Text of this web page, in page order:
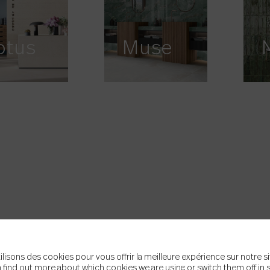
Muse
des cookies pour vous offrir la meilleure expérience sur notre
find out more about which cookies we are using or switch them off in